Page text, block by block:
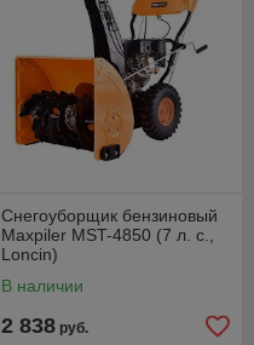
Снегоуборщик бензиновый
Maxpiler MST-4850 (7 л. с.,
Loncin)
В наличии
2 838 руб.